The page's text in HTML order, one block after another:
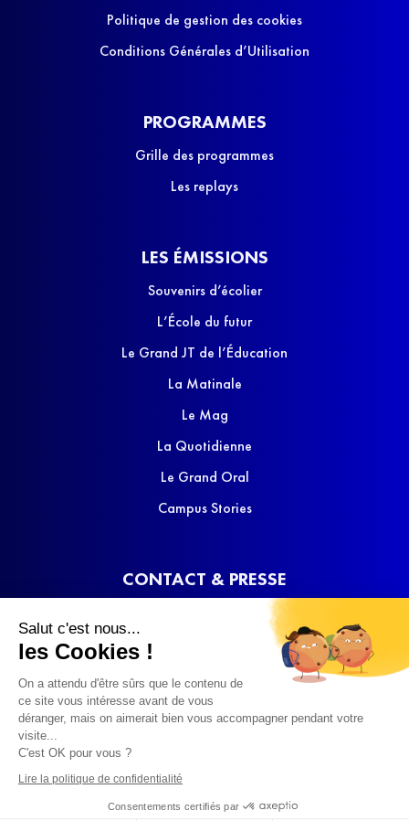
Salut c'est nous...
les Cookies !
On a attendu d'être sûrs que le contenu de
ce site vous intéresse avant de vous
déranger, mais on aimerait bien vous accompagner pendant votre
visite...
C'est OK pour vous ?
Lire la politique de confidentialité
Consentements certifiés par
Politique de gestion des cookies
Conditions Générales d’Utilisation
PROGRAMMES
Grille des programmes
Les replays
LES ÉMISSIONS
Souvenirs d’écolier
L’École du futur
Le Grand JT de l’Éducation
La Matinale
Le Mag
La Quotidienne
Le Grand Oral
Campus Stories
CONTACT & PRESSE